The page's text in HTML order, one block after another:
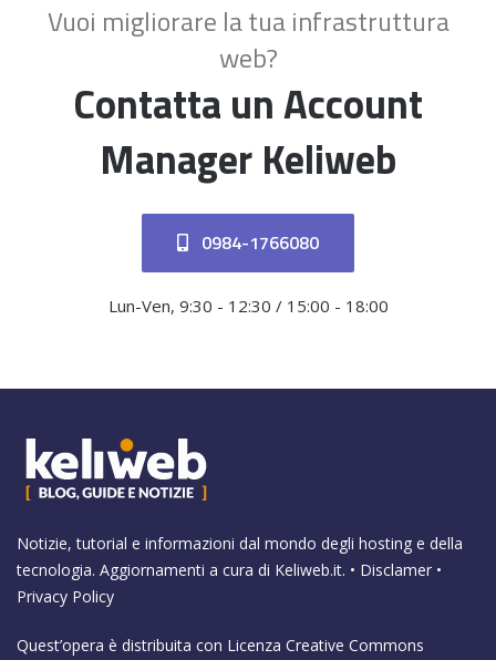
Vuoi migliorare la tua infrastruttura
web?
Contatta un Account
Manager Keliweb
0984-1766080
Lun-Ven, 9:30 - 12:30 / 15:00 - 18:00
Notizie, tutorial e informazioni dal mondo degli hosting e della
tecnologia. Aggiornamenti a cura di Keliweb.it. • Disclamer •
Privacy Policy
Quest’opera è distribuita con Licenza Creative Commons